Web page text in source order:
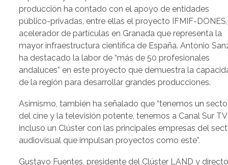
producción ha contado con el apoyo de entidades
público-privadas, entre ellas el proyecto IFMIF-
acelerador de partículas en Granada que representa la
mayor infraestructura científica de España. Antonio
ha destacado la labor de “más de 50 profesionales
andaluces” en este proyecto que demuestra la
de la región para desarrollar grandes producciones.
Asimismo, también ha señalado que “tenemos un
del cine y la televisión potente, tenemos a Canal Sur
incluso un Clúster con las principales empresas del
audiovisual que impulsan proyectos como este”.
Gustavo Fuentes, presidente del Clúster LAND y